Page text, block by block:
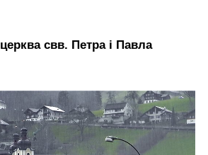
церква свв. Петра і Павла